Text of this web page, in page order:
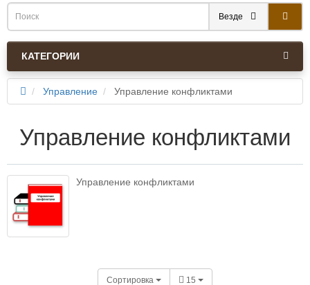
Везде
КАТЕГОРИИ
Управление Управление конфликтами
Управление конфликтами
Управление конфликтами
Сортировка 15